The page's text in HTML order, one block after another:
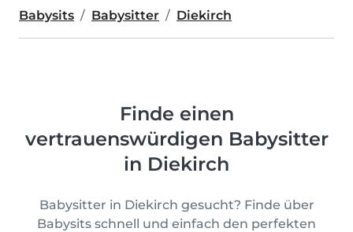
Babysits Babysitter Diekirch
Finde einen
vertrauenswürdigen Babysitter
in Diekirch
Babysitter in Diekirch gesucht? Finde über
Babysits schnell und einfach den perfekten